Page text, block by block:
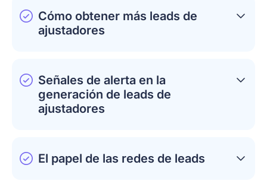
Cómo obtener más leads de
ajustadores
Señales de alerta en la
generación de leads de
ajustadores
El papel de las redes de leads